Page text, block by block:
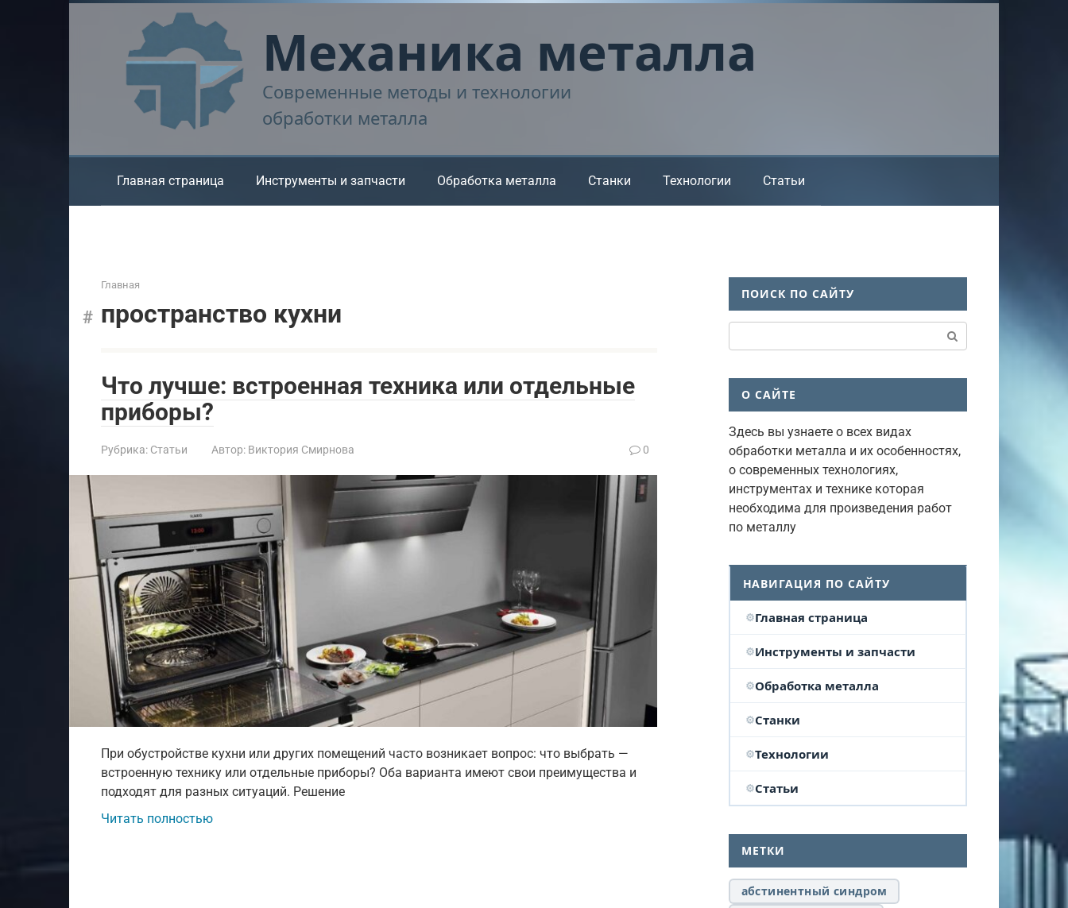
Механика металла
Современные методы и технологии
обработки металла
Главная страница Инструменты и запчасти Обработка металла Станки Технологии Статьи
Главная
пространство кухни
Что лучше: встроенная техника или отдельные
приборы?
Рубрика: Статьи Автор: Виктория Смирнова 0
При обустройстве кухни или других помещений часто возникает вопрос: что выбрать —
встроенную технику или отдельные приборы? Оба варианта имеют свои преимущества и
подходят для разных ситуаций. Решение
Читать полностью
ПОИСК ПО САЙТУ
О САЙТЕ
Здесь вы узнаете о всех видах
обработки металла и их особенностях,
о современных технологиях,
инструментах и технике которая
необходима для произведения работ
по металлу
НАВИГАЦИЯ ПО САЙТУ
Главная страница
Инструменты и запчасти
Обработка металла
Станки
Технологии
Статьи
МЕТКИ
абстинентный синдром